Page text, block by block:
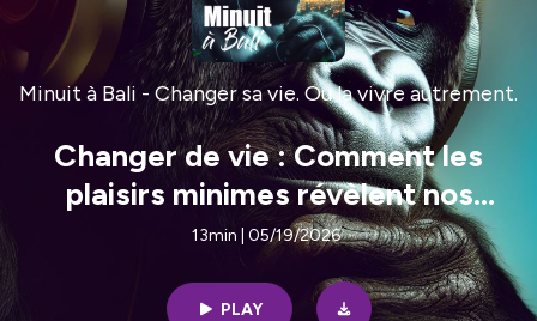
Minuit à Bali - Changer sa vie. Ou la vivre autrement.
Changer de vie : Comment les
plaisirs minimes révèlent nos
besoins profonds et nourrissent
notre bien-être | E109
13min | 05/19/2026
PLAY